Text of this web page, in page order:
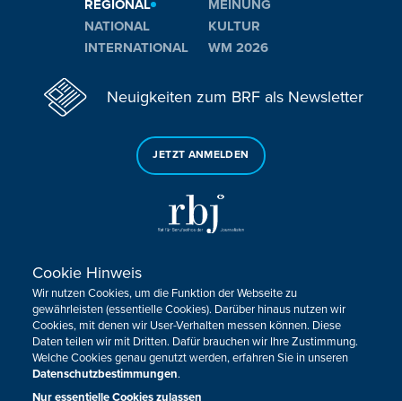
REGIONAL
NATIONAL
INTERNATIONAL
MEINUNG
KULTUR
WM 2026
Neuigkeiten zum BRF als Newsletter
JETZT ANMELDEN
Sie haben noch Fragen oder Anmerkungen?
KONTAKTIEREN SIE UNS!
Impressum Datenschutz Kontakt
Barrierefreiheit
Cookie-Zustimmung anpassen
Cookie Hinweis
Wir nutzen Cookies, um die Funktion der Webseite zu
gewährleisten (essentielle Cookies). Darüber hinaus nutzen wir
Cookies, mit denen wir User-Verhalten messen können. Diese
Daten teilen wir mit Dritten. Dafür brauchen wir Ihre Zustimmung.
Welche Cookies genau genutzt werden, erfahren Sie in unseren
Datenschutzbestimmungen.
Nur essentielle Cookies zulassen